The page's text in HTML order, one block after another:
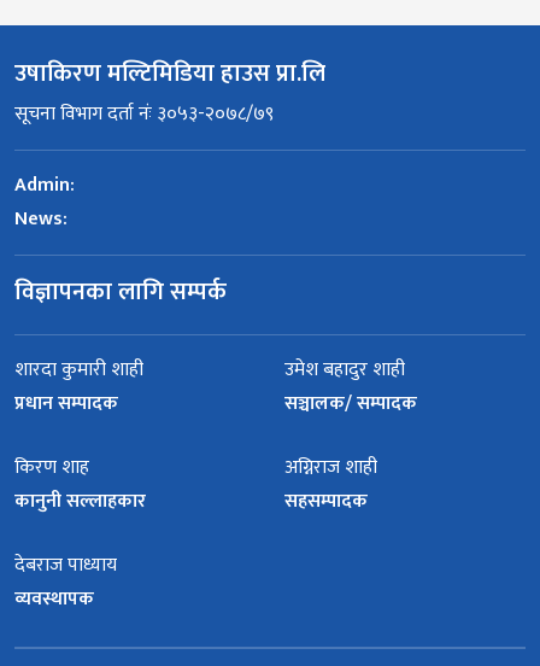
उषाकिरण मल्टिमिडिया हाउस प्रा.लि
सूचना विभाग दर्ता नंः ३०५३-२०७८/७९
Admin:
News:
विज्ञापनका लागि सम्पर्क
शारदा कुमारी शाही
प्रधान सम्पादक
उमेश बहादुर शाही
सञ्चालक/ सम्पादक
किरण शाह
कानुनी सल्लाहकार
अग्निराज शाही
सहसम्पादक
देबराज पाध्याय
व्यवस्थापक